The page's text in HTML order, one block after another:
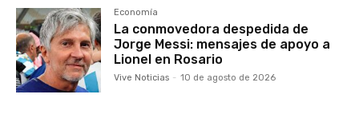
Economía
La conmovedora despedida de
Jorge Messi: mensajes de apoyo a
Lionel en Rosario
Vive Noticias - 10 de agosto de 2026